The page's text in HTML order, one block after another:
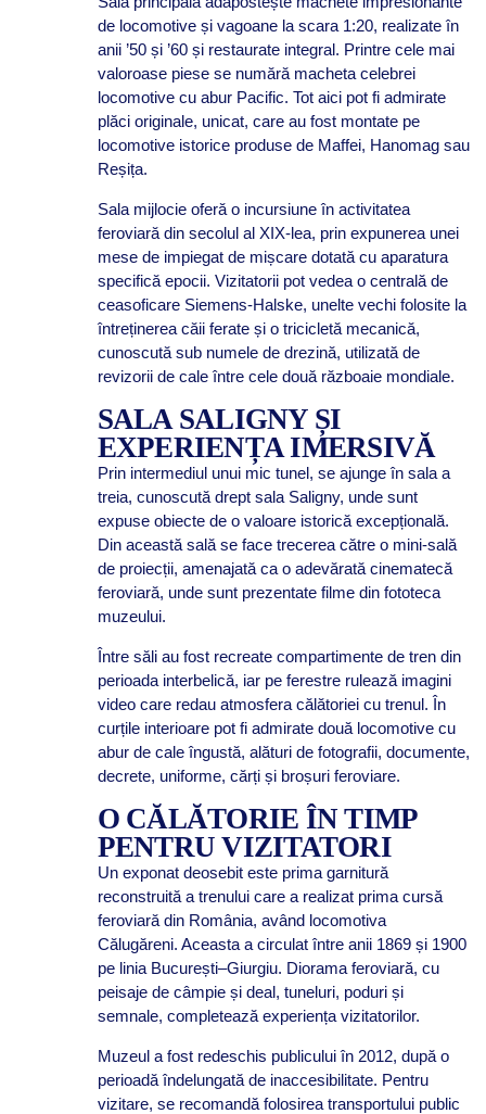
de locomotive și vagoane la scara 1:20, realizate în
anii ’50 și ’60 și restaurate integral. Printre cele mai
valoroase piese se numără macheta celebrei
locomotive cu abur Pacific. Tot aici pot fi admirate
plăci originale, unicat, care au fost montate pe
locomotive istorice produse de Maffei, Hanomag sau
Reșița.
Sala mijlocie oferă o incursiune în activitatea
feroviară din secolul al XIX-lea, prin expunerea unei
mese de impiegat de mișcare dotată cu aparatura
specifică epocii. Vizitatorii pot vedea o centrală de
ceasoficare Siemens-Halske, unelte vechi folosite la
întreținerea căii ferate și o tricicletă mecanică,
cunoscută sub numele de drezină, utilizată de
revizorii de cale între cele două războaie mondiale.
SALA SALIGNY ȘI
EXPERIENȚA IMERSIVĂ
Prin intermediul unui mic tunel, se ajunge în sala a
treia, cunoscută drept sala Saligny, unde sunt
expuse obiecte de o valoare istorică excepțională.
Din această sală se face trecerea către o mini-sală
de proiecții, amenajată ca o adevărată cinematecă
feroviară, unde sunt prezentate filme din fototeca
muzeului.
Între săli au fost recreate compartimente de tren din
perioada interbelică, iar pe ferestre rulează imagini
video care redau atmosfera călătoriei cu trenul. În
curțile interioare pot fi admirate două locomotive cu
abur de cale îngustă, alături de fotografii, documente,
decrete, uniforme, cărți și broșuri feroviare.
O CĂLĂTORIE ÎN TIMP
PENTRU VIZITATORI
Un exponat deosebit este prima garnitură
reconstruită a trenului care a realizat prima cursă
feroviară din România, având locomotiva
Călugăreni. Aceasta a circulat între anii 1869 și 1900
pe linia București–Giurgiu. Diorama feroviară, cu
peisaje de câmpie și deal, tuneluri, poduri și
semnale, completează experiența vizitatorilor.
Muzeul a fost redeschis publicului în 2012, după o
perioadă îndelungată de inaccesibilitate. Pentru
vizitare, se recomandă folosirea transportului public